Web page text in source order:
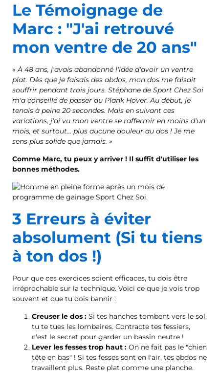
Le Témoignage de
Marc : "J'ai retrouvé
mon ventre de 20 ans"
« À 48 ans, j'avais abandonné l'idée d'avoir un ventre
plat. Dès que je faisais des abdos, mon dos me faisait
souffrir pendant trois jours. Stéphane de Sport Chez Soi
m'a conseillé de passer au Plank Hover. Au début, je
tenais à peine 20 secondes. Mais en suivant ces
variations, j'ai vu mon ventre se raffermir en moins d'un
mois, et surtout… plus aucune douleur au dos ! Je me
sens plus solide que jamais. »
Comme Marc, tu peux y arriver ! Il suffit d'utiliser les
bonnes méthodes.
3 Erreurs à éviter
absolument (Si tu tiens
à ton dos !)
Pour que ces exercices soient efficaces, tu dois être
irréprochable sur la technique. Voici ce que je vois trop
souvent et que tu dois bannir :
Creuser le dos : Si tes hanches tombent vers le sol,
tu te tues les lombaires. Contracte tes fessiers,
c'est le secret pour garder un bassin neutre !
Lever les fesses trop haut : On ne fait pas le "chien
tête en bas" ! Si tes fesses sont en l'air, tes abdos ne
travaillent plus. Reste plat comme une planche.